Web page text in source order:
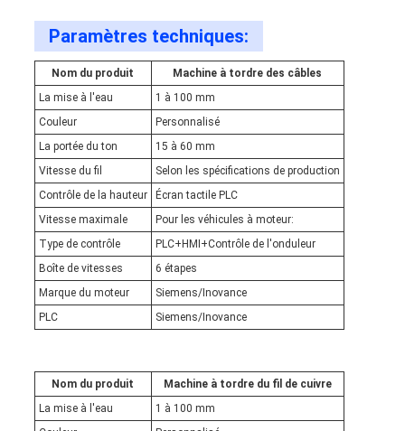
Paramètres techniques:
Nom du produit
Machine à tordre des câbles
La mise à l'eau
1 à 100 mm
Couleur
Personnalisé
La portée du ton
15 à 60 mm
Vitesse du fil
Selon les spécifications de production
Contrôle de la hauteur
Écran tactile PLC
Vitesse maximale
Pour les véhicules à moteur:
Type de contrôle
PLC+HMI+Contrôle de l'onduleur
Boîte de vitesses
6 étapes
Marque du moteur
Siemens/Inovance
PLC
Siemens/Inovance
Nom du produit
Machine à tordre du fil de cuivre
La mise à l'eau
1 à 100 mm